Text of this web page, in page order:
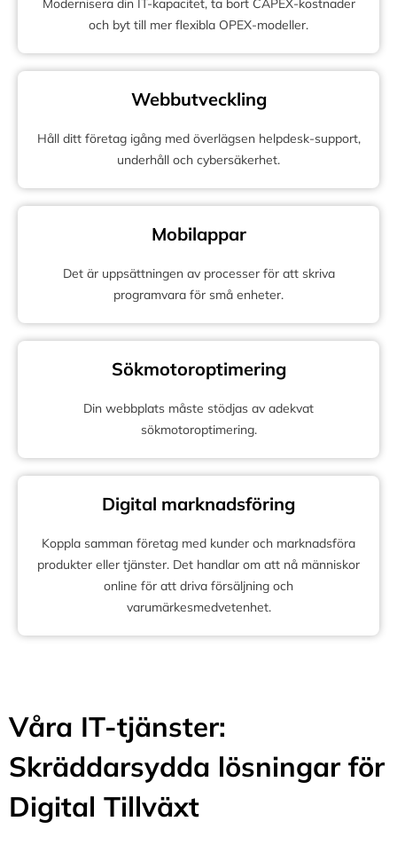
och byt till mer flexibla OPEX-modeller.
Webbutveckling
Håll ditt företag igång med överlägsen helpdesk-support,
underhåll och cybersäkerhet.
Mobilappar
Det är uppsättningen av processer för att skriva
programvara för små enheter.
Sökmotoroptimering
Din webbplats måste stödjas av adekvat
sökmotoroptimering.
Digital marknadsföring
Koppla samman företag med kunder och marknadsföra
produkter eller tjänster. Det handlar om att nå människor
online för att driva försäljning och
varumärkesmedvetenhet.
Våra IT-tjänster:
Skräddarsydda lösningar för
Digital Tillväxt